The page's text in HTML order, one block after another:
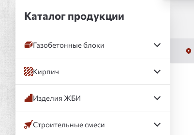
Каталог продукции
Газобетонные блоки
Кирпич
Изделия ЖБИ
Строительные смеси